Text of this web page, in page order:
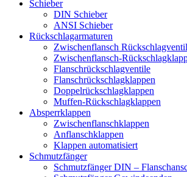
Schieber
DIN Schieber
ANSI Schieber
Rückschlag­armaturen
Zwischenflansch
Zwischenflansch-
Flanschrückschlagventile
Flanschrückschlagklappen
Doppelrückschlagklappen
Muffen-Rückschlagklappen
Absperrklappen
Zwischenflanschklappen
Anflanschklappen
Klappen automatisiert
Schmutzfänger
Schmutzfänger DIN –